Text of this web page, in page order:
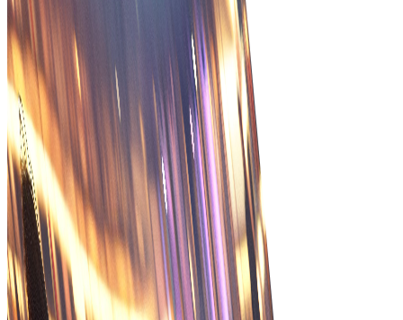
efficiëntie verhogen.
Volgen in realtime
Controleer de orderstatus in realtime om
nauwkeurige levertijden te garanderen en
problemen onmiddellijk op te lossen.